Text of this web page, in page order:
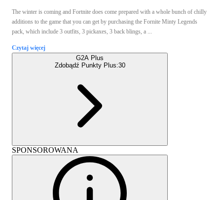
The winter is coming and Fortnite does come prepared with a whole bunch of chilly
additions to the game that you can get by purchasing the Fornite Minty Legends
pack, which include 3 outfits, 3 pickaxes, 3 back blings, a ...
Czytaj więcej
G2A Plus
Zdobądź Punkty Plus:30
SPONSOROWANA